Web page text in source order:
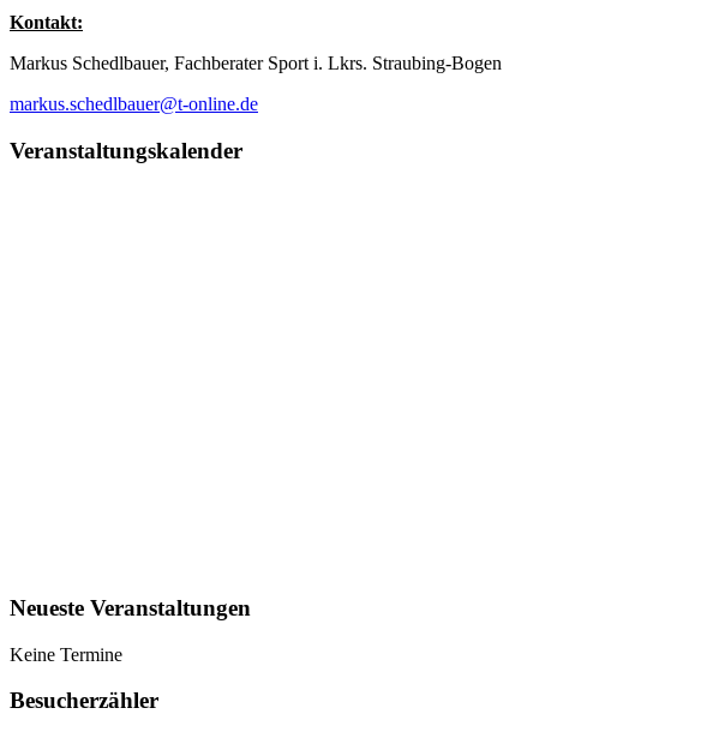
Kontakt:
Markus Schedlbauer, Fachberater Sport i. Lkrs. Straubing-Bogen
markus.schedlbauer@t-online.de
Veranstaltungskalender
Neueste Veranstaltungen
Keine Termine
Besucherzähler